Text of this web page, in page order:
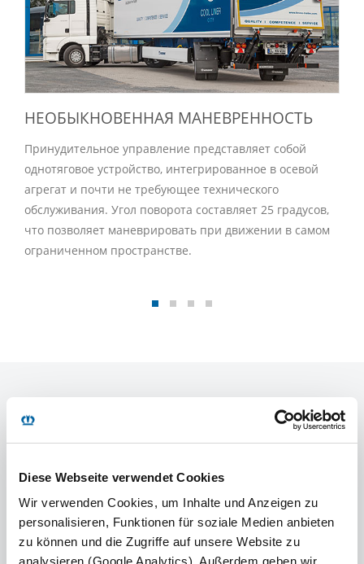
Diese Webseite verwendet Cookies
Wir verwenden Cookies, um Inhalte und Anzeigen zu
personalisieren, Funktionen für soziale Medien anbieten
zu können und die Zugriffe auf unsere Website zu
analysieren (Google Analytics). Außerdem geben wir
НЕОБЫКНОВЕННАЯ МАНЕВРЕННОСТЬ
Принудительное управление представляет собой
однотяговое устройство, интегрированное в осевой
агрегат и почти не требующее технического
обслуживания. Угол поворота составляет 25 градусов,
что позволяет маневрировать при движении в самом
ограниченном пространстве.
ТЕХНИЧЕСКИЕ
ХАРАКТЕРИСТИКИ
Тип: SER 10 zLNZ-S